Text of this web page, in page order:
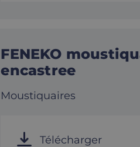
FENEKO
encastree
Moustiquaires
Télécharger